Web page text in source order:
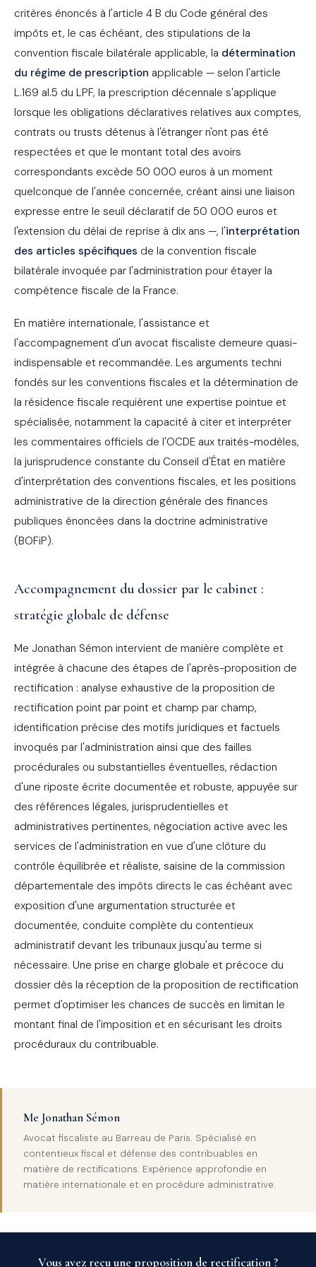
critères énoncés à l'article 4 B du Code général des
impôts et, le cas échéant, des stipulations de la
convention fiscale bilatérale applicable, la détermination
du régime de prescription applicable — selon l'article
L.169 al.5 du LPF, la prescription décennale s'applique
lorsque les obligations déclaratives relatives aux comptes,
contrats ou trusts détenus à l'étranger n'ont pas été
respectées et que le montant total des avoirs
correspondants excède 50 000 euros à un moment
quelconque de l'année concernée, créant ainsi une liaison
expresse entre le seuil déclaratif de 50 000 euros et
l'extension du délai de reprise à dix ans —, l'interprétation
des articles spécifiques de la convention fiscale
bilatérale invoquée par l'administration pour étayer la
compétence fiscale de la France.
En matière internationale, l'assistance et
l'accompagnement d'un avocat fiscaliste demeure quasi-
indispensable et recommandée. Les arguments techni
fondés sur les conventions fiscales et la détermination de
la résidence fiscale requièrent une expertise pointue et
spécialisée, notamment la capacité à citer et interpréter
les commentaires officiels de l'OCDE aux traités-modèles,
la jurisprudence constante du Conseil d'État en matière
d'interprétation des conventions fiscales, et les positions
administrative de la direction générale des finances
publiques énoncées dans la doctrine administrative
(BOFiP).
Accompagnement du dossier par le cabinet :
stratégie globale de défense
Me Jonathan Sémon intervient de manière complète et
intégrée à chacune des étapes de l'après-proposition de
rectification : analyse exhaustive de la proposition de
rectification point par point et champ par champ,
identification précise des motifs juridiques et factuels
invoqués par l'administration ainsi que des failles
procédurales ou substantielles éventuelles, rédaction
d'une riposte écrite documentée et robuste, appuyée sur
des références légales, jurisprudentielles et
administratives pertinentes, négociation active avec les
services de l'administration en vue d'une clôture du
contrôle équilibrée et réaliste, saisine de la commission
départementale des impôts directs le cas échéant avec
exposition d'une argumentation structurée et
documentée, conduite complète du contentieux
administratif devant les tribunaux jusqu'au terme si
nécessaire. Une prise en charge globale et précoce du
dossier dès la réception de la proposition de rectification
permet d'optimiser les chances de succès en limitan le
montant final de l'imposition et en sécurisant les droits
procéduraux du contribuable.
Me Jonathan Sémon
Avocat fiscaliste au Barreau de Paris. Spécialisé en
contentieux fiscal et défense des contribuables en
matière de rectifications. Expérience approfondie en
matière internationale et en procédure administrative.
Vous avez reçu une proposition de rectification ?